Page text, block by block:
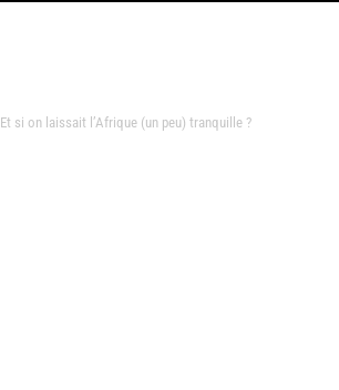
Et si on laissait l’Afrique (un peu) tranquille ?